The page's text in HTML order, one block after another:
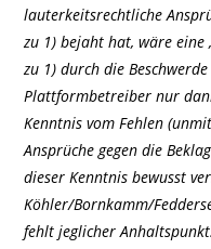
lauterkeitsrechtliche
zu 1) bejaht hat, wäre eine
zu 1) durch die
Plattformbetreiber nur
Kenntnis vom Fehlen
Ansprüche gegen die
dieser Kenntnis bewusst
Köhler/Bornkamm/
fehlt jeglicher